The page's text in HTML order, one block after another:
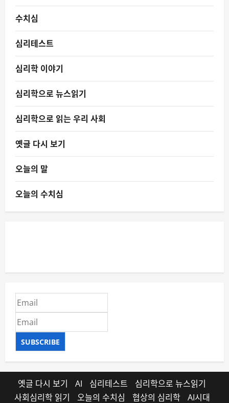
수치심
심리테스트
심리학 이야기
심리학으로 뉴스읽기
심리학으로 읽는 우리 사회
옛글 다시 보기
오늘의 말
오늘의 수치심
SUBSCRIBE
옛글 다시 보기 AI 심리테스트
심리학으로 뉴스읽기
사회심리학 읽기
오늘의 수치심 협상의 심리학 AI시대